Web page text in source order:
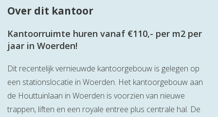
Over dit kantoor
Kantoorruimte huren vanaf €110,- per m2 per
jaar in Woerden!
Dit recentelijk vernieuwde kantoorgebouw is gelegen op
een stationslocatie in Woerden. Het kantoorgebouw aan
de Houttuinlaan in Woerden is voorzien van nieuwe
trappen, liften en een royale entree plus centrale hal. De